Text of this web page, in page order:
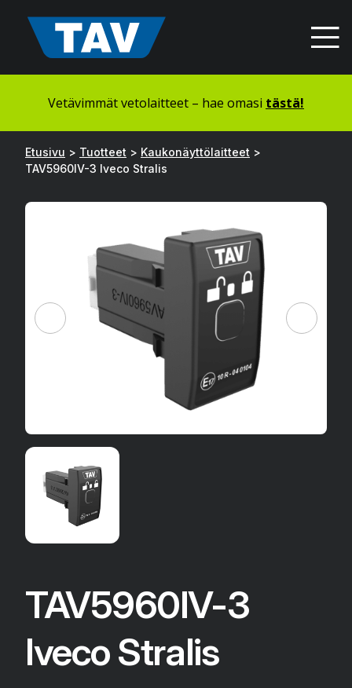
sisältöön
Vetävimmät vetolaitteet – hae omasi tästä!
Etusivu > Tuotteet > Kaukonäyttölaitteet >
TAV5960IV-3 Iveco Stralis
TAV5960IV-3
Iveco Stralis